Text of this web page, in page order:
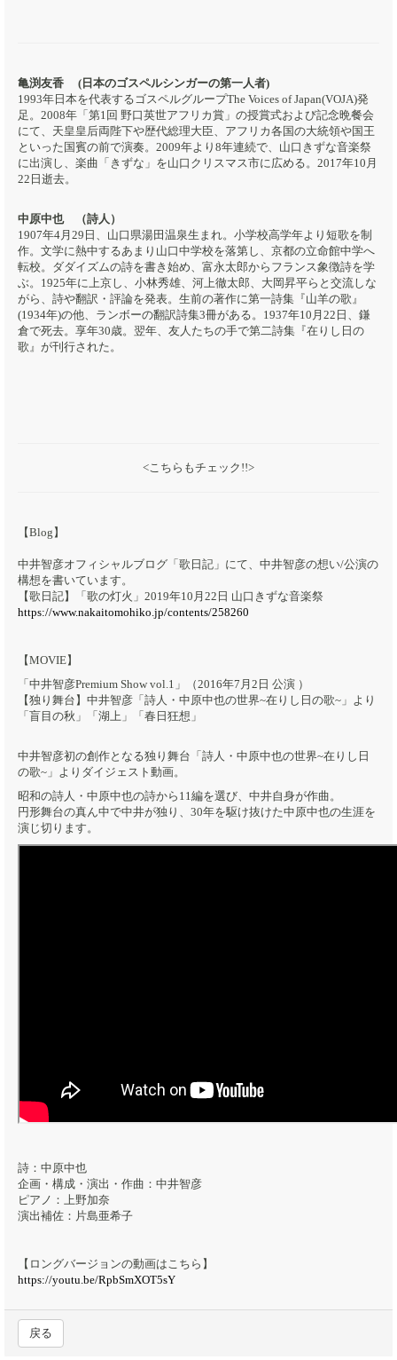
亀渕友香 (日本のゴスペルシンガーの第一人者)
1993年日本を代表するゴスペルグループThe Voices of Japan(VOJA)発
足。2008年「第1回 野口英世アフリカ賞」の授賞式および記念晩餐会
にて、天皇皇后両陛下や歴代総理大臣、アフリカ各国の大統領や国王
といった国賓の前で演奏。2009年より8年連続で、山口きずな音楽祭
に出演し、楽曲「きずな」を山口クリスマス市に広める。2017年10月
22日逝去。
中原中也 （詩人）
1907年4月29日、山口県湯田温泉生まれ。小学校高学年より短歌を制
作。文学に熱中するあまり山口中学校を落第し、京都の立命館中学へ
転校。ダダイズムの詩を書き始め、富永太郎からフランス象徴詩を学
ぶ。1925年に上京し、小林秀雄、河上徹太郎、大岡昇平らと交流しな
がら、詩や翻訳・評論を発表。生前の著作に第一詩集『山羊の歌』
(1934年)の他、ランボーの翻訳詩集3冊がある。1937年10月22日、鎌
倉で死去。享年30歳。翌年、友人たちの手で第二詩集『在りし日の
歌』が刊行された。
<こちらもチェック!!>
【Blog】
中井智彦オフィシャルブログ「歌日記」にて、中井智彦の想い/公演の
構想を書いています。
【歌日記】「歌の灯火」2019年10月22日 山口きずな音楽祭
https://www.nakaitomohiko.jp/contents/258260
【MOVIE】
「中井智彦Premium Show vol.1」（2016年7月2日 公演 ）
【独り舞台】中井智彦「詩人・中原中也の世界~在りし日の歌~」より
「盲目の秋」「湖上」「春日狂想」
中井智彦初の創作となる独り舞台「詩人・中原中也の世界~在りし日
の歌~」よりダイジェスト動画。
昭和の詩人・中原中也の詩から11編を選び、中井自身が作曲。
円形舞台の真ん中で中井が独り、30年を駆け抜けた中原中也の生涯を
演じ切ります。
詩：中原中也
企画・構成・演出・作曲：中井智彦
ピアノ：上野加奈
演出補佐：片島亜希子
【ロングバージョンの動画はこちら】
https://youtu.be/RpbSmXOT5sY
戻る